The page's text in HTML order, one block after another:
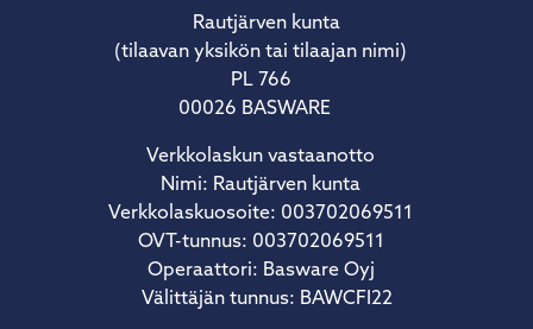
Rautjärven kunta
(tilaavan yksikön tai tilaajan nimi)
PL 766
00026 BASWARE
Verkkolaskun vastaanotto
Nimi: Rautjärven kunta
Verkkolaskuosoite: 003702069511
OVT-tunnus: 003702069511
Operaattori: Basware Oyj
Välittäjän tunnus: BAWCFI22